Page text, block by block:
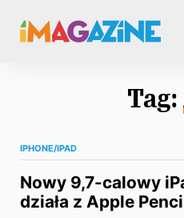
Tag:
IPHONE/IPAD
Nowy 9,7-calowy
działa z Apple